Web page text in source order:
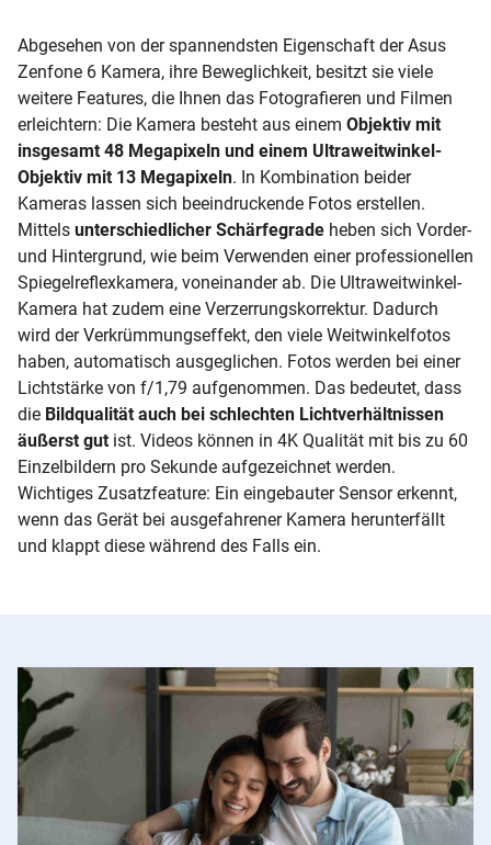
Abgesehen von der spannendsten Eigenschaft der Asus
Zenfone 6 Kamera, ihre Beweglichkeit, besitzt sie viele
weitere Features, die Ihnen das Fotografieren und Filmen
erleichtern: Die Kamera besteht aus einem Objektiv mit
insgesamt 48 Megapixeln und einem Ultraweitwinkel-
Objektiv mit 13 Megapixeln. In Kombination beider
Kameras lassen sich beeindruckende Fotos erstellen.
Mittels unterschiedlicher Schärfegrade heben sich Vorder-
und Hintergrund, wie beim Verwenden einer professionellen
Spiegelreflexkamera, voneinander ab. Die Ultraweitwinkel-
Kamera hat zudem eine Verzerrungskorrektur. Dadurch
wird der Verkrümmungseffekt, den viele Weitwinkelfotos
haben, automatisch ausgeglichen. Fotos werden bei einer
Lichtstärke von f/1,79 aufgenommen. Das bedeutet, dass
die Bildqualität auch bei schlechten Lichtverhältnissen
äußerst gut ist. Videos können in 4K Qualität mit bis zu 60
Einzelbildern pro Sekunde aufgezeichnet werden.
Wichtiges Zusatzfeature: Ein eingebauter Sensor erkennt,
wenn das Gerät bei ausgefahrener Kamera herunterfällt
und klappt diese während des Falls ein.